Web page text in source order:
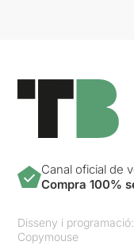
Canal oficial de
Compra 100%
Disseny i programació:
Copymouse